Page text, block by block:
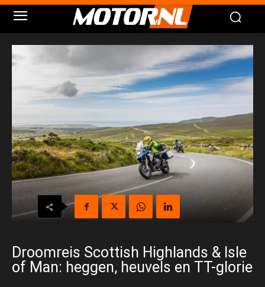
Droomreis Scottish Highlands & Isle
of Man: heggen, heuvels en TT-glorie